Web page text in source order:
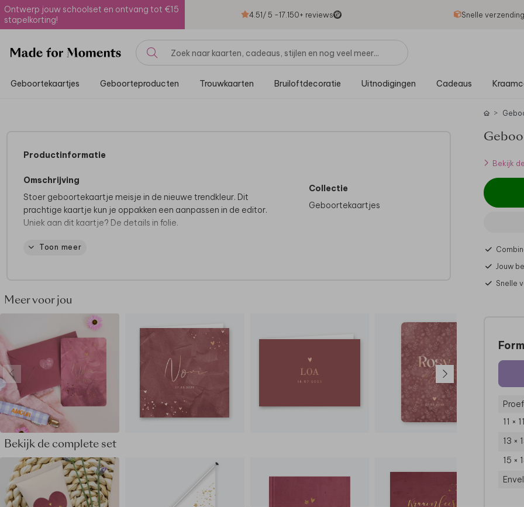
Ontwerp jouw schoolset en ontvang tot €15
stapelkorting!
4.51/ 5 -17.150+ reviews Snelle
Geboortekaartjes Geboorteproducten Trouwkaarten Bruiloftdecoratie Uitnodigingen Cadeaus
Productinformatie
Omschrijving
Stoer geboortekaartje meisje in de nieuwe trendkleur. Dit
prachtige kaartje kun je oppakken een aanpassen in de editor.
Uniek aan dit kaartje? De details in folie.
Tips van onze makers:
geboortekaartje.
Dit geboortekaartje maakt deel uit van
Toon meer
Collectie
Geboortekaartjes
Meer voor jou
Bekijk de complete set
Bekijk
Jouw
Snelle
11 ×
13 ×
15 ×